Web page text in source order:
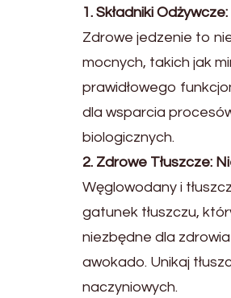
1. Składniki
Zdrowe jedzenie to
mocnych, takich jak
prawidłowego
dla wsparcia
biologicznych.
2. Zdrowe Tłuszcze:
Węglowodany i
gatunek tłuszczu,
niezbędne dla zdrowia
awokado. Unikaj
naczyniowych.